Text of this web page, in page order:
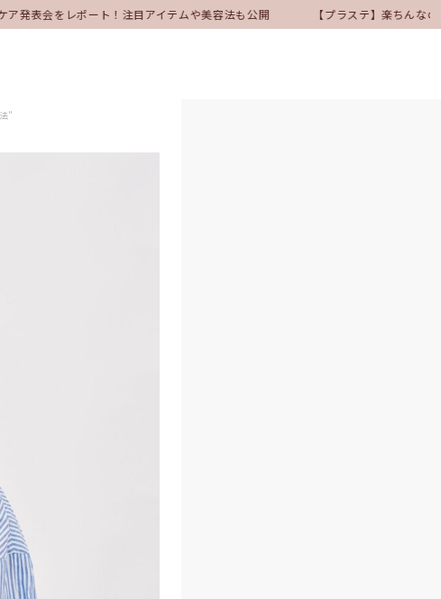
発表会をレポート！注目アイテムや美容法も公開 【プラステ】楽ちんなの
”